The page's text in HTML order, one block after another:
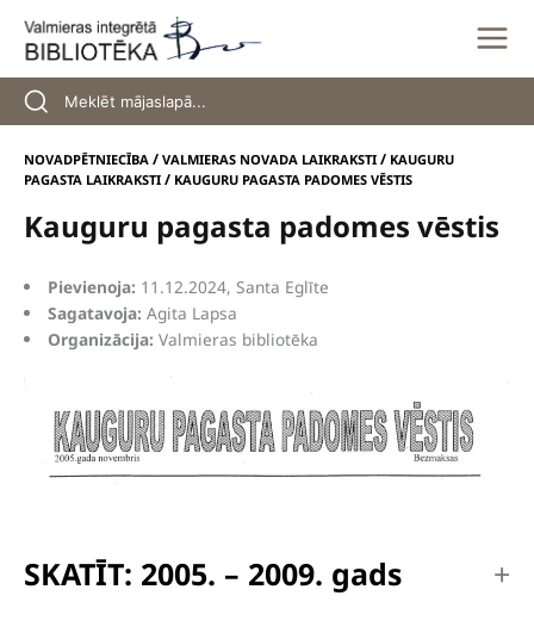
content
NOVADPĒTNIECĪBA / VALMIERAS NOVADA LAIKRAKSTI / KAUGURU
PAGASTA LAIKRAKSTI / KAUGURU PAGASTA PADOMES VĒSTIS
Kauguru pagasta padomes vēstis
Pievienoja: 11.12.2024, Santa Eglīte
Sagatavoja: Agita Lapsa
Organizācija: Valmieras bibliotēka
SKATĪT: 2005. – 2009. gads